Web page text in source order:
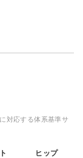
対応する体系基準サ
ヒップ